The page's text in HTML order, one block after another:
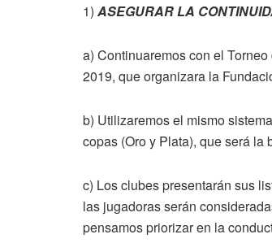
1) ASEGURAR LA
a) Continuaremos con el
2019, que organizara la
b) Utilizaremos el mismo
copas (Oro y Plata), que será
c) Los clubes presentarán sus
las jugadoras serán
pensamos priorizar en la